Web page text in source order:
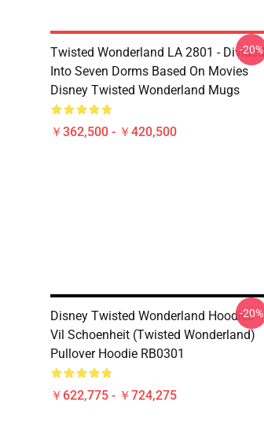
Twisted Wonderland LA 2801 - Divided
Into Seven Dorms Based On Movies
Disney Twisted Wonderland Mugs
￥362,500 - ￥420,500
-20%
Disney Twisted Wonderland Hoodies -
Vil Schoenheit (Twisted Wonderland)
Pullover Hoodie RB0301
￥622,775 - ￥724,275
-20%